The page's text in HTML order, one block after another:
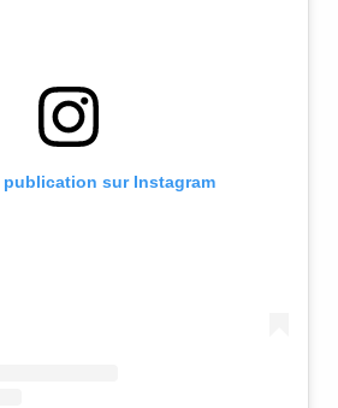
publication sur Instagram